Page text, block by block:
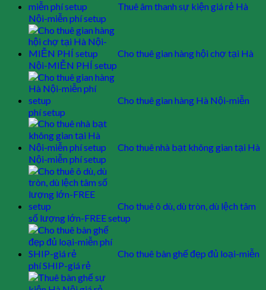
Thuê âm thanh sự kiện giá rẻ Hà
Nội-miễn phí setup
Cho thuê gian hàng hội chợ tại Hà
Nội-MIỄN PHÍ setup
Cho thuê gian hàng Hà Nội-miễn
phí setup
Cho thuê nhà bạt không gian tại Hà
Nội-miễn phí setup
Cho thuê ô dù, dù tròn, dù lệch tâm
số lượng lớn-FREE setup
Cho thuê bàn ghế đẹp đủ loại-miễn
phí SHIP-giá rẻ